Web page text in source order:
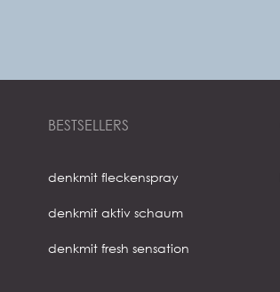
BESTSELLERS
denkmit fleckenspray
denkmit aktiv schaum
denkmit fresh sensation